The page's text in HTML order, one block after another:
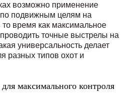
возможно применение
подвижным целям на
то время как максимальное
точные выстрелы на
универсальность делает
разных типов охот и
максимального контроля